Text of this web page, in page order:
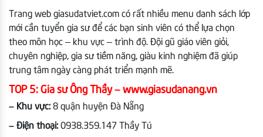
Trang web giasudatviet.com có rất nhiều menu danh sách lớp
mới cần tuyển gia sư để các bạn sinh viên có thể lựa chọn
theo môn học – khu vực – trình độ. Đội gũ giáo viên giỏi,
chuyên nghiệp, gia sư tiềm năng, giàu kinh nghiệm đã giúp
trung tâm ngày càng phát triển mạnh mẽ.
TOP 5: Gia sư Ông Thầy – www.giasudanang.vn
– Khu vực: 8 quận huyện Đà Nẵng
– Điện thoại: 0938.359.147 Thầy Tú